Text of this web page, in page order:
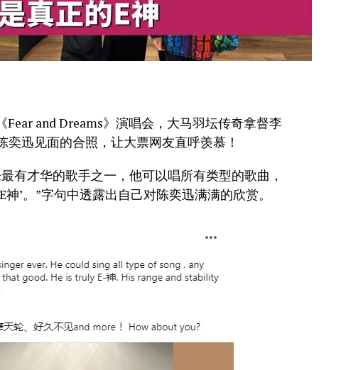
Fear and Dreams》演唱会，大马羽坛传奇拿督李
迅见面的合照，让大票网友直呼羡慕！
有才华的歌手之一，他可以唱所有类型的歌曲，
’。”字句中透露出自己对陈奕迅满满的欣赏。